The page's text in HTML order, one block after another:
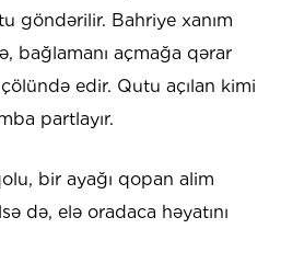
göndərilir. Bahriye xanım
bağlamanı açmağa qərar
edir. Qutu açılan kimi
partlayır.
bir ayağı qopan alim
də, elə oradaca həyatını